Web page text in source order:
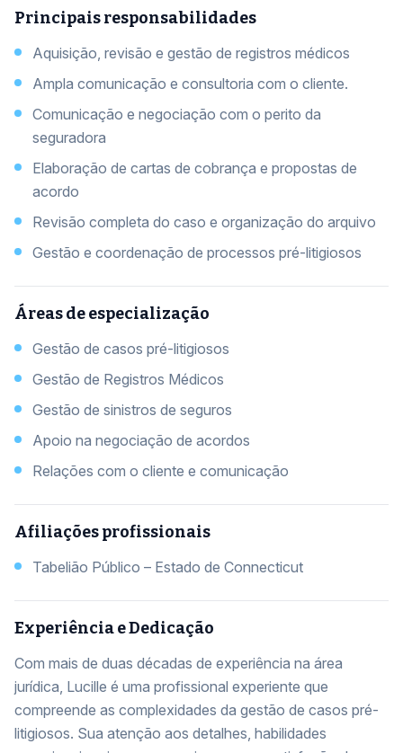
Principais responsabilidades
Aquisição, revisão e gestão de registros médicos
Ampla comunicação e consultoria com o cliente.
Comunicação e negociação com o perito da
seguradora
Elaboração de cartas de cobrança e propostas de
acordo
Revisão completa do caso e organização do arquivo
Gestão e coordenação de processos pré-litigiosos
Áreas de especialização
Gestão de casos pré-litigiosos
Gestão de Registros Médicos
Gestão de sinistros de seguros
Apoio na negociação de acordos
Relações com o cliente e comunicação
Afiliações profissionais
Tabelião Público – Estado de Connecticut
Experiência e Dedicação
Com mais de duas décadas de experiência na área
jurídica, Lucille é uma profissional experiente que
compreende as complexidades da gestão de casos pré-
litigiosos. Sua atenção aos detalhes, habilidades